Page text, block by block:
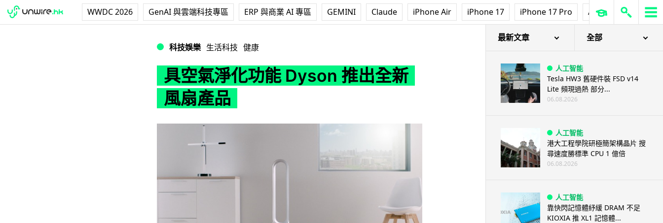
WWDC 2026 GenAI 與雲端科技專區 ERP 與商業 AI 專區 GEMINI Claude iPhone Air iPhone 17 iPhone 17 Pro AirPods Pro 3
科技娛樂 生活科技 健康
具空氣淨化功能 Dyson 推出全新
風扇產品
最新文章 全部
人工智能
Tesla HW3 舊硬件裝 FSD v14
Lite 頻現過熱 部分...
06.08.2026
人工智能
港大工程學院研極簡架構晶片 搜
尋速度勝標準 CPU 1 億倍
06.08.2026
人工智能
靠快閃記憶體紓緩 DRAM 不足
KIOXIA 推 XL1 記憶體...